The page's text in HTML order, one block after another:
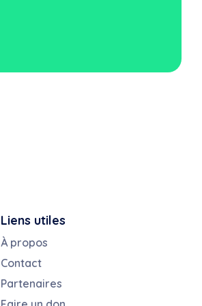
Liens utiles
À propos
Contact
Partenaires